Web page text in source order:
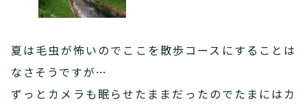
夏は毛虫が怖いのでここを散歩コースにすることは
なさそうですが…
ずっとカメラも眠らせたままだったのでたまにはカ